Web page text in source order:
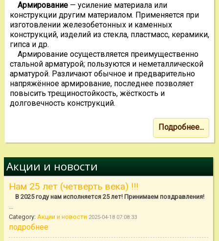
Армирование — усиление материала или
конструкции другим материалом. Применяется при
изготовлении железобетонных и каменных
конструкций, изделий из стекла, пластмасс, керамики,
гипса и др.
Армирование осуществляется преимущественно
стальной арматурой; пользуются и неметаллической
арматурой. Различают обычное и предварительно
напряжённое армирование, последнее позволяет
повысить трещиностойкость, жёсткость и
долговечность конструкций.
Подробнее...
Акции и новости
Нам 25 лет (четверть века) !!!
В 2025 году нам исполняется 25 лет! Принимаем поздравления!
...
Category: Акции и новости 2025-04-18 07:08:33
подробнее